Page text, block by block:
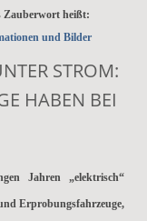
Zauberwort heißt:
und Bilder
STROM:
HABEN BEI
Jahren „elektrisch“
Erprobungsfahrzeuge,